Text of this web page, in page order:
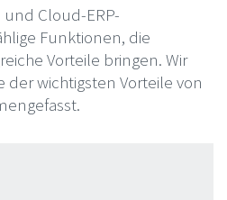
Cloud-ERP-
Funktionen, die
Vorteile bringen. Wir
der wichtigsten Vorteile von